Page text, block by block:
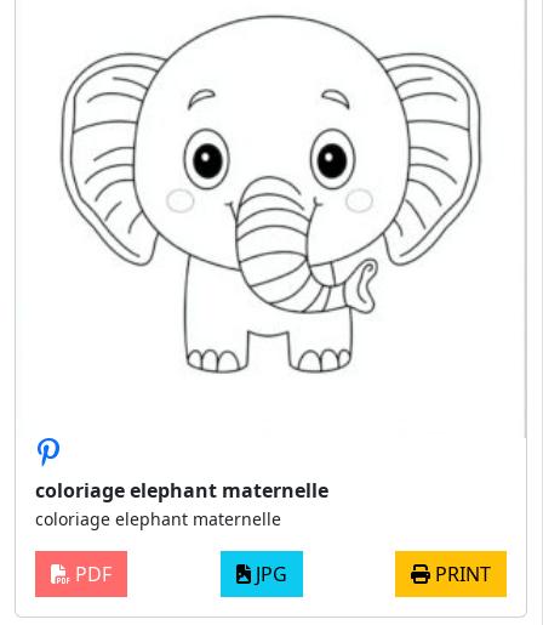
coloriage elephant maternelle
coloriage elephant maternelle
PDF JPG PRINT